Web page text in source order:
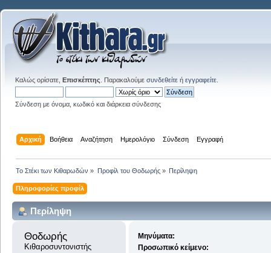
Καλώς ορίσατε, Επισκέπτης . Παρακαλούμε συνδεθείτε ή εγγραφείτε
Σύνδεση με όνομα, κωδικό και διάρκεια σύνδεσης
Αρχική Βοήθεια Αναζήτηση Ημερολόγιο Σύνδεση Εγγραφή
Το Στέκι των Κιθαρωδών » Προφίλ του Θοδωρής» Περίληψη
Πληροφορίες προφίλ
Περίληψη
Θοδωρής
Κιθαροσυντονιστής
Μηνύματα:
Προσωπικό κείμενο: